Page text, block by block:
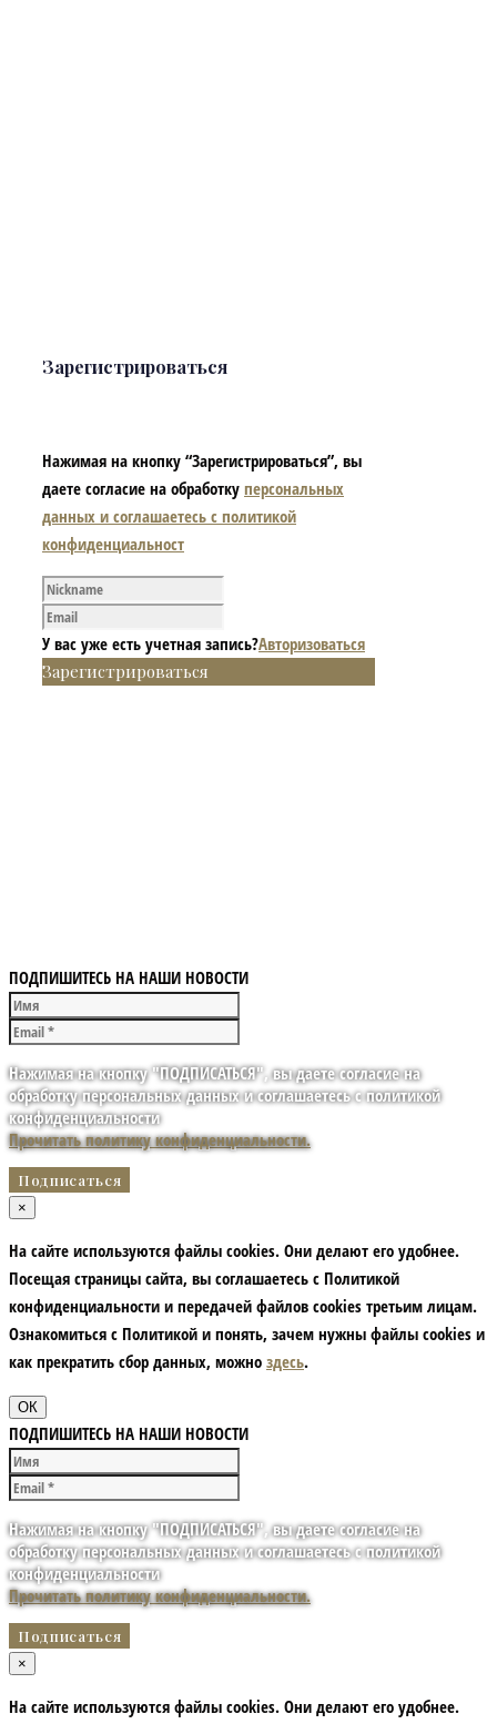
Зарегистрироваться
Нажимая на кнопку “Зарегистрироваться”, вы
даете согласие на обработку персональных
данных и соглашаетесь с политикой
конфиденциальност
У вас уже есть учетная запись?Авторизоваться
Зарегистрироваться
ПОДПИШИТЕСЬ НА НАШИ НОВОСТИ
Нажимая на кнопку "ПОДПИСАТЬСЯ", вы даете согласие на
обработку персональных данных и соглашаетесь с политикой
конфиденциальности
Прочитать политику конфиденциальности.
×
На сайте используются файлы cookies. Они делают его удобнее.
Посещая страницы сайта, вы соглашаетесь с Политикой
конфиденциальности и передачей файлов cookies третьим лицам.
Ознакомиться с Политикой и понять, зачем нужны файлы сookies и
как прекратить сбор данных, можно здесь.
ОК
ПОДПИШИТЕСЬ НА НАШИ НОВОСТИ
Нажимая на кнопку "ПОДПИСАТЬСЯ", вы даете согласие на
обработку персональных данных и соглашаетесь с политикой
конфиденциальности
Прочитать политику конфиденциальности.
×
На сайте используются файлы cookies. Они делают его удобнее.